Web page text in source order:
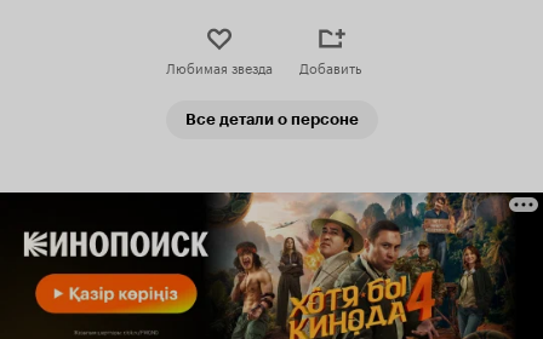
Любимая звезда Добавить
Все детали о персоне